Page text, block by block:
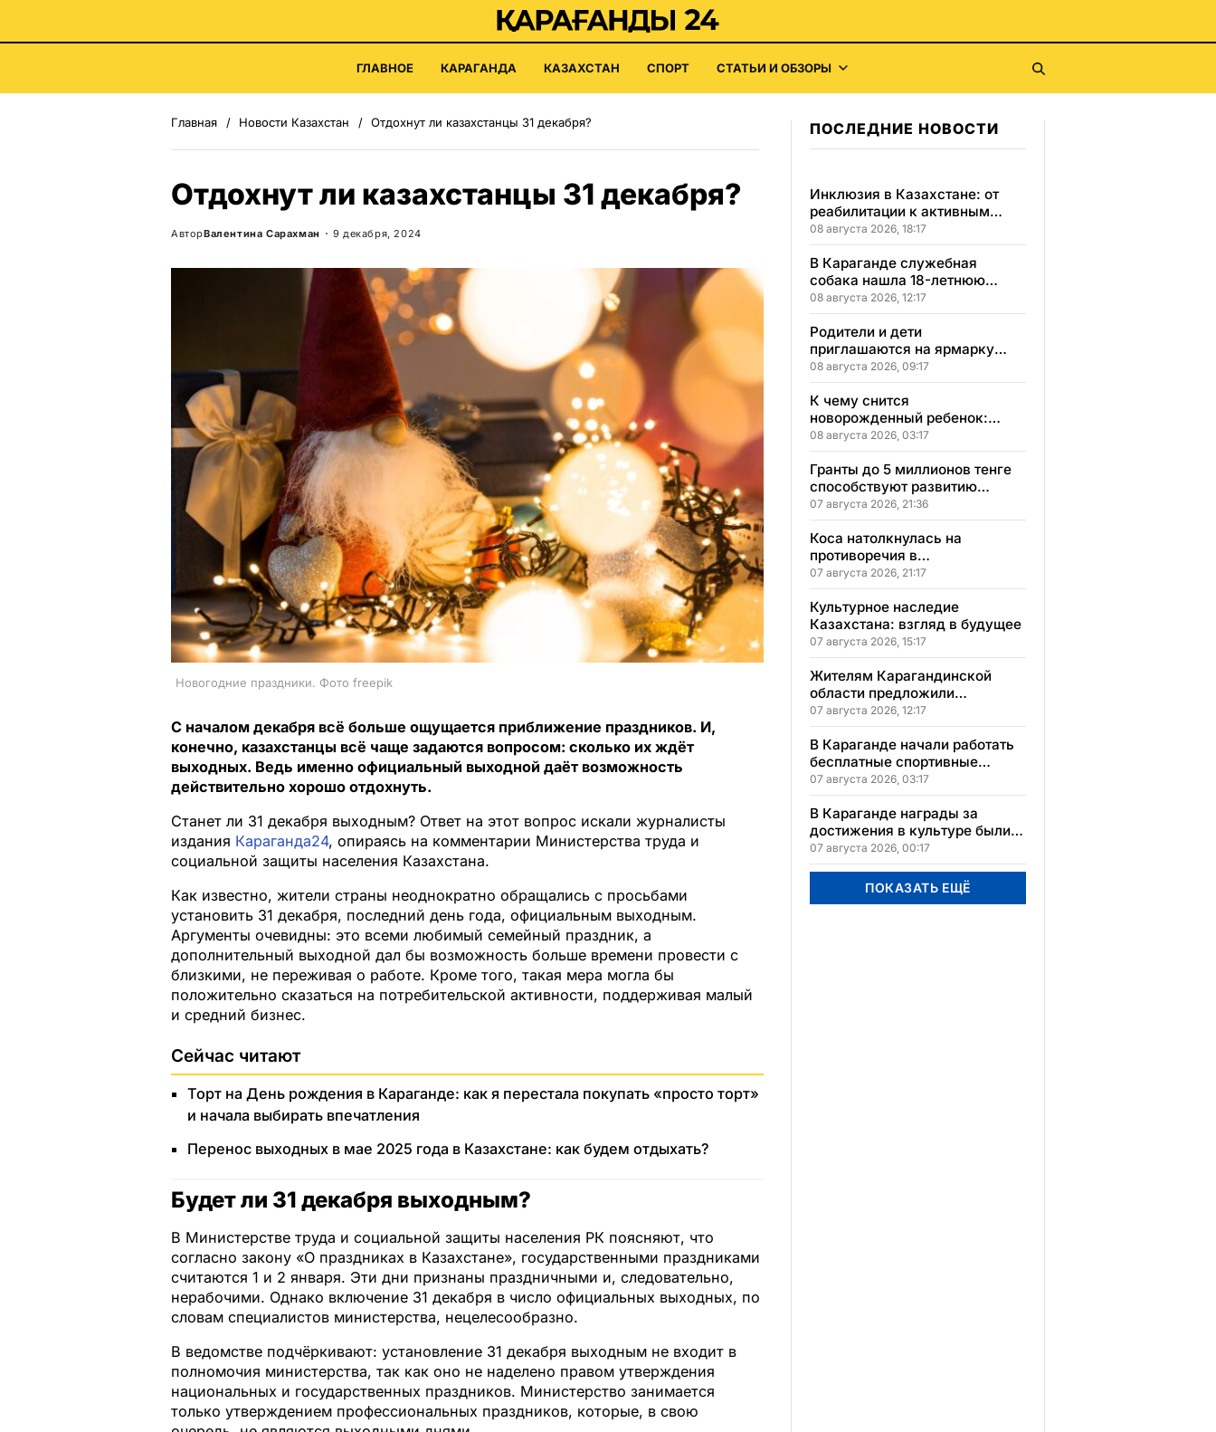
ГЛАВНОЕ КАРАГАНДА КАЗАХСТАН СПОРТ СТАТЬИ И ОБЗОРЫ
Главная Новости Казахстан Отдохнут ли казахстанцы 31 декабря?
Отдохнут ли казахстанцы 31 декабря?
АвторВалентина Сарахман 9 декабря, 2024
Новогодние праздники. Фото freepik
С началом декабря всё больше ощущается приближение праздников. И,
конечно, казахстанцы всё чаще задаются вопросом: сколько их ждёт
выходных. Ведь именно официальный выходной даёт возможность
действительно хорошо отдохнуть.
Станет ли 31 декабря выходным? Ответ на этот вопрос искали журналисты
издания Караганда24, опираясь на комментарии Министерства труда и
социальной защиты населения Казахстана.
Как известно, жители страны неоднократно обращались с просьбами
установить 31 декабря, последний день года, официальным выходным.
Аргументы очевидны: это всеми любимый семейный праздник, а
дополнительный выходной дал бы возможность больше времени провести с
близкими, не переживая о работе. Кроме того, такая мера могла бы
положительно сказаться на потребительской активности, поддерживая малый
и средний бизнес.
Сейчас читают
Торт на День рождения в Караганде: как я перестала покупать «просто торт»
и начала выбирать впечатления
Перенос выходных в мае 2025 года в Казахстане: как будем отдыхать?
Будет ли 31 декабря выходным?
В Министерстве труда и социальной защиты населения РК поясняют, что
согласно закону «О праздниках в Казахстане», государственными праздниками
считаются 1 и 2 января. Эти дни признаны праздничными и, следовательно,
нерабочими. Однако включение 31 декабря в число официальных выходных, по
словам специалистов министерства, нецелесообразно.
В ведомстве подчёркивают: установление 31 декабря выходным не входит в
полномочия министерства, так как оно не наделено правом утверждения
национальных и государственных праздников. Министерство занимается
только утверждением профессиональных праздников, которые, в свою
ПОСЛЕДНИЕ НОВОСТИ
Инклюзия в Казахстане: от
реабилитации к активным
победам и самостоятельности
08 августа 2026, 18:17
В Караганде служебная
собака нашла 18-летнюю
девушку, пропавшую после
свидания
08 августа 2026, 12:17
Родители и дети
приглашаются на ярмарку
школьной одежды в
Казахстане
08 августа 2026, 09:17
К чему снится
новорожденный ребенок:
сонник, толкование и
значение сна
08 августа 2026, 03:17
Гранты до 5 миллионов тенге
способствуют развитию
социального бизнеса в
Карагандинской области
07 августа 2026, 21:36
Коса натолкнулась на
противоречия в
Карагандинской области
07 августа 2026, 21:17
Культурное наследие
Казахстана: взгляд в будущее
07 августа 2026, 15:17
Жителям Карагандинской
области предложили
бесплатное обучение с
гарантией трудоустройства
07 августа 2026, 12:17
В Караганде начали работать
бесплатные спортивные
секции для детей с
инвалидностью
07 августа 2026, 03:17
В Караганде награды за
достижения в культуре были
вручены 5 лауреатам
07 августа 2026, 00:17
ПОКАЗАТЬ ЕЩЁ